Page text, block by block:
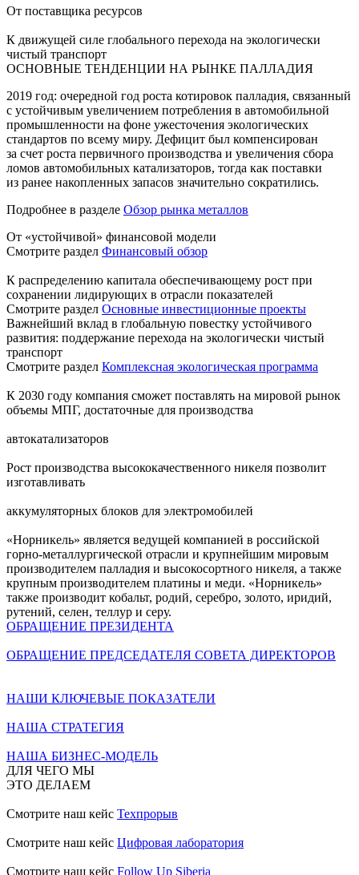
От поставщика ресурсов
К движущей силе глобального перехода на экологически
чистый транспорт
ОСНОВНЫЕ ТЕНДЕНЦИИ НА РЫНКЕ ПАЛЛАДИЯ
2019 год: очередной год роста котировок палладия, связанный
с устойчивым увеличением потребления в автомобильной
промышленности на фоне ужесточения экологических
стандартов по всему миру. Дефицит был компенсирован
за счет роста первичного производства и увеличения сбора
ломов автомобильных катализаторов, тогда как поставки
из ранее накопленных запасов значительно сократились.
Подробнее в разделе Обзор рынка металлов
От «устойчивой» финансовой модели
Смотрите раздел Финансовый обзор
К распределению капитала обеспечивающему рост при
сохранении лидирующих в отрасли показателей
Смотрите раздел Основные инвестиционные проекты
Важнейший вклад в глобальную повестку устойчивого
развития: поддержание перехода на экологически чистый
транспорт
Смотрите раздел Комплексная экологическая программа
К 2030 году компания сможет поставлять на мировой рынок
объемы МПГ, достаточные для производства
автокатализаторов
Рост производства высококачественного никеля позволит
изготавливать
аккумуляторных блоков для электромобилей
«Норникель» является ведущей компанией в российской
горно-металлургической отрасли и крупнейшим мировым
производителем палладия и высокосортного никеля, а также
крупным производителем платины и меди. «Норникель»
также производит кобальт, родий, серебро, золото, иридий,
рутений, селен, теллур и серу.
ОБРАЩЕНИЕ ПРЕЗИДЕНТА
ОБРАЩЕНИЕ ПРЕДСЕДАТЕЛЯ СОВЕТА ДИРЕКТОРОВ
НАШИ КЛЮЧЕВЫЕ ПОКАЗАТЕЛИ
НАША СТРАТЕГИЯ
НАША БИЗНЕС-МОДЕЛЬ
ДЛЯ ЧЕГО МЫ
ЭТО ДЕЛАЕМ
Смотрите наш кейс Техпрорыв
Смотрите наш кейс Цифровая лаборатория
Смотрите наш кейс Follow Up Siberia